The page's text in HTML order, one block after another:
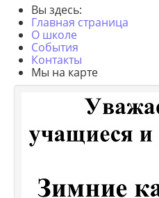
Вы здесь:
Главная страница
О школе
События
Контакты
Мы на карте